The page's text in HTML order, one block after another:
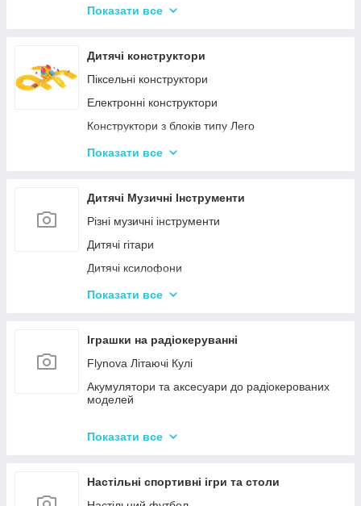
Дитячі водяні пістолети, автомати
Дитячі іграшкові луки, стріли, арбалети
Іграшкові пістолети
Дитячі пістолети, гвинтівки з м'якими кулями
Показати все
Дитячі конструктори
Піксельні конструктори
Електронні конструктори
Конструктори з блоків типу Лего
Конструктор для малюків з великими деталями
Тривимірні пазли-конструктори
Металеві конструктори
Показати все
Дитячі Музичні Інструменти
Різні музичні інструменти
Дитячі гітари
Дитячі ксилофони
Дитячі Синтезатори та Піаніно
Показати все
Іграшки на радіокеруванні
Flynova Літаючі Кулі
Акумулятори та аксесуари до радіокерованих
моделей
Показати все
Настільні спортивні ігри та столи